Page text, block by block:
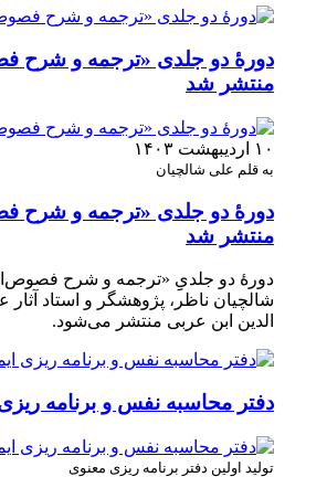
دورۀ دو جلدی «ترجمه و شرح
منتشر شد
۱۰ اردیبهشت ۱۴۰۳
به قلم علی شالچیان
دورۀ دو جلدی «ترجمه و شرح
منتشر شد
دورۀ دو جلدیِ‌ِ «ترجمه و شرح
شالچیان ناظر، پژوهشگر و استاد آثار
الدین ابن عربی منتشر می‌شود.
دفتر محاسبه نفس و برنامه
تولید اولین دفتر برنامه ریزی معنوی